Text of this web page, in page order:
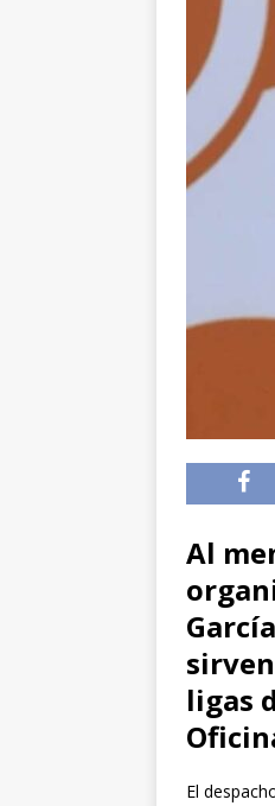
Al
ligas
El